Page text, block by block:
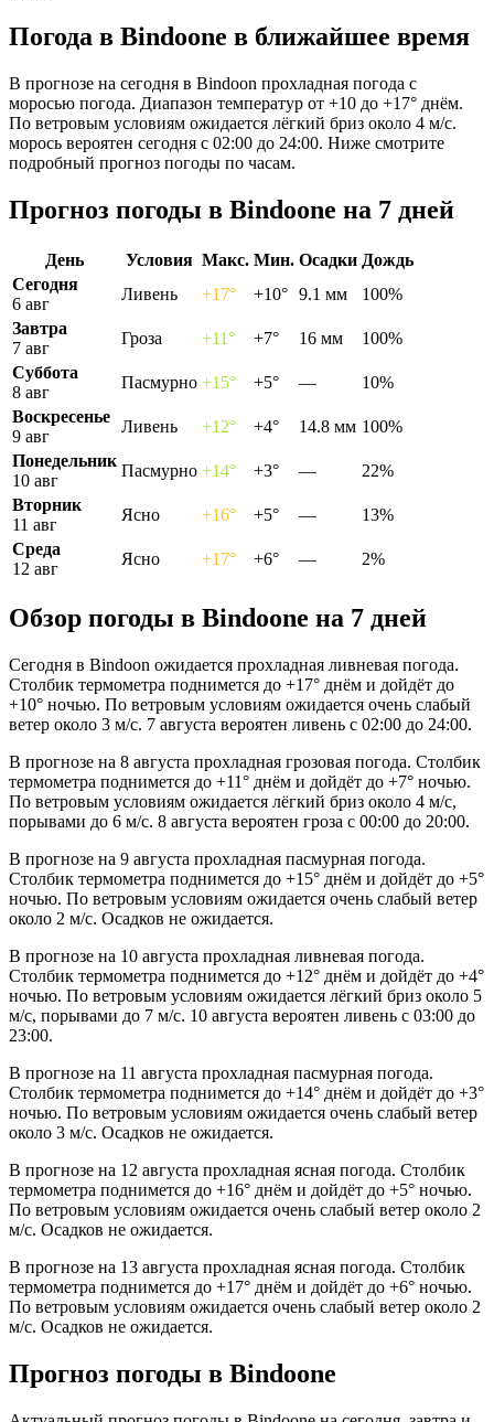
Погода в Bindoonе в ближайшее время
В прогнозе на сегодня в Bindoon прохладная погода с
моросью погода. Диапазон температур от +10 до +17° днём.
По ветровым условиям ожидается лёгкий бриз около 4 м/с.
морось вероятен сегодня с 02:00 до 24:00. Ниже смотрите
подробный прогноз погоды по часам.
Прогноз погоды в Bindoonе на 7 дней
День Условия Макс. Мин. Осадки Дождь
Сегодня
6 авг
Ливень +17° +10° 9.1 мм
100%
Завтра
7 авг
Гроза +11° +7° 16 мм
100%
Суббота
8 авг
Пасмурно +15° +5° —
10%
Воскресенье
9 авг
Ливень +12° +4° 14.8 мм 100%
Понедельник
10 авг
Пасмурно +14° +3° —
22%
Вторник
11 авг
Ясно +16° +5° —
13%
Среда
12 авг
Ясно +17° +6° — 2%
Обзор погоды в Bindoonе на 7 дней
Сегодня в Bindoon ожидается прохладная ливневая погода.
Столбик термометра поднимется до +17° днём и дойдёт до
+10° ночью. По ветровым условиям ожидается очень слабый
ветер около 3 м/с. 7 августа вероятен ливень с 02:00 до 24:00.
В прогнозе на 8 августа прохладная грозовая погода. Столбик
термометра поднимется до +11° днём и дойдёт до +7° ночью.
По ветровым условиям ожидается лёгкий бриз около 4 м/с,
порывами до 6 м/с. 8 августа вероятен гроза с 00:00 до 20:00.
В прогнозе на 9 августа прохладная пасмурная погода.
Столбик термометра поднимется до +15° днём и дойдёт до +5°
ночью. По ветровым условиям ожидается очень слабый ветер
около 2 м/с. Осадков не ожидается.
В прогнозе на 10 августа прохладная ливневая погода.
Столбик термометра поднимется до +12° днём и дойдёт до +4°
ночью. По ветровым условиям ожидается лёгкий бриз около 5
м/с, порывами до 7 м/с. 10 августа вероятен ливень с 03:00 до
23:00.
В прогнозе на 11 августа прохладная пасмурная погода.
Столбик термометра поднимется до +14° днём и дойдёт до +3°
ночью. По ветровым условиям ожидается очень слабый ветер
около 3 м/с. Осадков не ожидается.
В прогнозе на 12 августа прохладная ясная погода. Столбик
термометра поднимется до +16° днём и дойдёт до +5° ночью.
По ветровым условиям ожидается очень слабый ветер около 2
м/с. Осадков не ожидается.
В прогнозе на 13 августа прохладная ясная погода. Столбик
термометра поднимется до +17° днём и дойдёт до +6° ночью.
По ветровым условиям ожидается очень слабый ветер около 2
м/с. Осадков не ожидается.
Прогноз погоды в Bindoonе